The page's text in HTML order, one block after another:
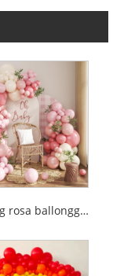
Dammig rosa ballonggirlandsats